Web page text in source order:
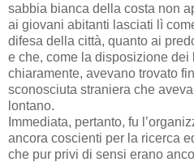
sabbia bianca della costa non
ai giovani abitanti lasciati lì
difesa della città, quanto ai
e che, come la disposizione dei
chiaramente, avevano trovato
sconosciuta straniera che
lontano.
Immediata, pertanto, fu
ancora coscienti per la ricerca
che pur privi di sensi erano